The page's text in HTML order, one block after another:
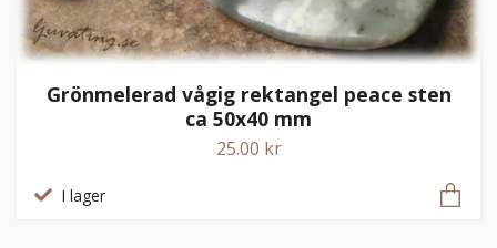
Grönmelerad vågig rektangel peace sten
ca 50x40 mm
25.00 kr
I lager